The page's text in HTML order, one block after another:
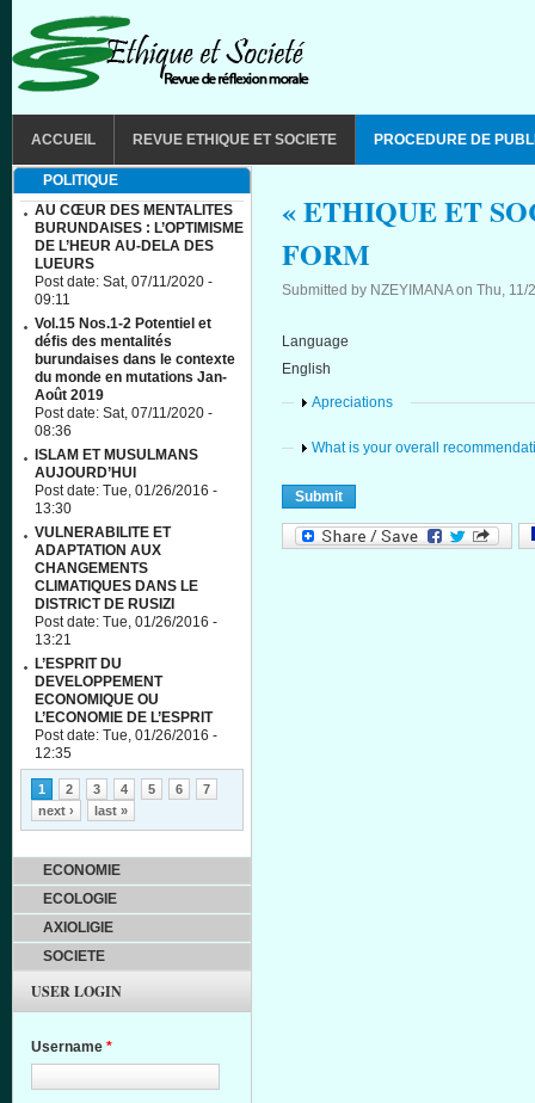
ACCUEIL REVUE ETHIQUE ET SOCIETE PROCEDURE DE
« ETHIQUE ET
FORM
Submitted by NZEYIMANAon Thu, 11/
Language
English
Show
Apreciations
Show
What is your overall
POLITIQUE
AU CŒUR DES MENTALITES
BURUNDAISES : L’OPTIMISME
DE L’HEUR AU-DELA DES
LUEURS
Post date: Sat, 07/11/2020 -
09:11
Vol.15 Nos.1-2 Potentiel et
défis des mentalités
burundaises dans le contexte
du monde en mutations Jan-
Août 2019
Post date: Sat, 07/11/2020 -
08:36
ISLAM ET MUSULMANS
AUJOURD’HUI
Post date: Tue, 01/26/2016 -
13:30
VULNERABILITE ET
ADAPTATION AUX
CHANGEMENTS
CLIMATIQUES DANS LE
DISTRICT DE RUSIZI
Post date: Tue, 01/26/2016 -
13:21
L’ESPRIT DU
DEVELOPPEMENT
ECONOMIQUE OU
L’ECONOMIE DE L’ESPRIT
Post date: Tue, 01/26/2016 -
12:35
Pages
1 2 3 4 5 6
7
next ›
last »
ECONOMIE
ECOLOGIE
AXIOLIGIE
SOCIETE
USER LOGIN
Username *